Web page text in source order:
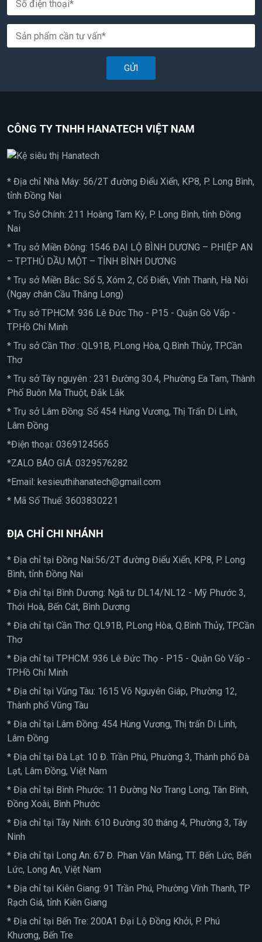
GỬI
CÔNG TY TNHH HANATECH VIỆT NAM
* Địa chỉ Nhà Máy: 56/2T đường Điểu Xiển, KP8, P. Long Bình,
tỉnh Đồng Nai
* Trụ Sở Chính: 211 Hoàng Tam Kỳ, P. Long Bình, tỉnh Đồng
Nai
* Trụ sở Miền Đông: 1546 ĐẠI LỘ BÌNH DƯƠNG – P.HIỆP AN
– TP.THỦ DẦU MỘT – TỈNH BÌNH DƯƠNG
* Trụ sở Miền Bắc: Số 5, Xóm 2, Cổ Điển, Vĩnh Thanh, Hà Nôi
(Ngay chân Cầu Thăng Long)
* Trụ sở TPHCM: 936 Lê Đức Thọ - P15 - Quận Gò Vấp -
TP.Hồ Chí Minh
* Trụ sở Cần Thơ : QL91B, P.Long Hòa, Q.Bình Thủy, TP.Cần
Thơ
* Trụ sở Tây nguyên : 231 Đường 30.4, Phường Ea Tam, Thành
Phố Buôn Ma Thuột, Đắk Lắk
* Trụ sở Lâm Đồng: Số 454 Hùng Vương, Thị Trấn Di Linh,
Lâm Đồng
*Điện thoại: 0369124565
*ZALO BÁO GIÁ: 0329576282
*Email: kesieuthihanatech@gmail.com
* Mã Số Thuế: 3603830221
ĐỊA CHỈ CHI NHÁNH
* Địa chỉ tại Đồng Nai:56/2T đường Điểu Xiển, KP8, P. Long
Bình, tỉnh Đồng Nai
* Địa chỉ tại Bình Dương: Ngã tư DL14/NL12 - Mỹ Phước 3,
Thới Hoà, Bến Cát, Bình Dương
* Địa chỉ tại Cần Thơ: QL91B, P.Long Hòa, Q.Bình Thủy, TP.Cần
Thơ
* Địa chỉ tại TPHCM: 936 Lê Đức Thọ - P15 - Quận Gò Vấp -
TP.Hồ Chí Minh
* Địa chỉ tại Vũng Tàu: 1615 Võ Nguyên Giáp, Phường 12,
Thành phố Vũng Tàu
* Địa chỉ tại Lâm Đồng: 454 Hùng Vương, Thị trấn Di Linh,
Lâm Đồng
* Địa chỉ tại Đà Lạt: 10 Đ. Trần Phú, Phường 3, Thành phố Đà
Lạt, Lâm Đồng, Việt Nam
* Địa chỉ tại Bình Phước: 11 Đường Nơ Trang Long, Tân Bình,
Đồng Xoài, Bình Phước
* Địa chỉ tại Tây Ninh: 610 Đường 30 tháng 4, Phường 3, Tây
Ninh
* Địa chỉ tại Long An: 67 Đ. Phan Văn Mảng, TT. Bến Lức, Bến
Lức, Long An, Việt Nam
* Địa chỉ tại Kiên Giang: 91 Trần Phú, Phường Vĩnh Thanh, TP
Rạch Giá, tỉnh Kiên Giang
* Địa chỉ tại Bến Tre: 200A1 Đại Lộ Đồng Khởi, P. Phú
Khương, Bến Tre